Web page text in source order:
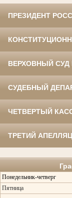
ПРЕЗИДЕНТ
ВЕРХОВНЫЙ
СУДЕБНЫЙ
ЧЕТВЕРТЫЙ
ТРЕТИЙ
Понедельник-четверг
Пятница